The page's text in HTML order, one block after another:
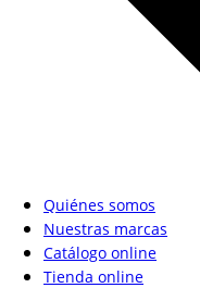
Quiénes somos
Nuestras marcas
Catálogo online
Tienda online